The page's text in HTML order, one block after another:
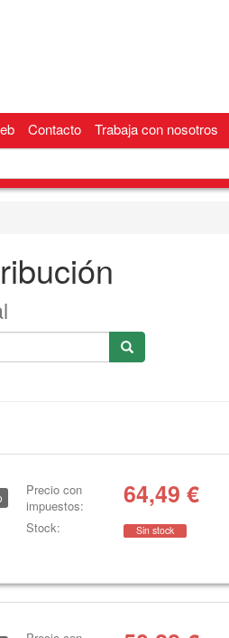
Contacto Trabaja con nosotros
Precio con
impuestos:
64,49 €
Stock: Sin stock